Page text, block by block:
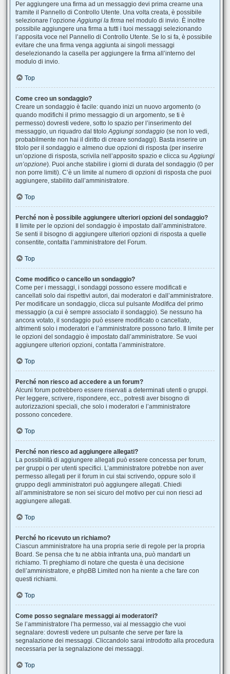
Per aggiungere una firma ad un messaggio devi prima crearne una
tramite il Pannello di Controllo Utente. Una volta creata, è possibile
selezionare l’opzioneAggiungi la firma nel modulo di invio. È inoltre
possibile aggiungere una firma a tutti i tuoi messaggi selezionando
l’apposita voce nel Pannello di Controllo Utente. Se lo si fa, è possibile
evitare che una firma venga aggiunta ai singoli messaggi
deselezionando la casella per aggiungere la firma all’interno del
modulo di invio.
Top
Come creo un sondaggio?
Creare un sondaggio è facile: quando inizi un nuovo argomento (o
quando modifichi il primo messaggio di un argomento, se ti è
permesso) dovresti vedere, sotto lo spazio per l’inserimento del
messaggio, un riquadro dal titoloAggiungi sondaggio (se non lo vedi,
probabilmente non hai il diritto di creare sondaggi). Basta inserire un
titolo per il sondaggio e almeno due opzioni di risposta (per inserire
un’opzione di risposta, scrivila nell’apposito spazio e clicca suAggiungi
un’opzione). Puoi anche stabilire i giorni di durata del sondaggio (0 per
non porre limiti). C’è un limite al numero di opzioni di risposta che puoi
aggiungere, stabilito dall’amministratore.
Top
Perché non è possibile aggiungere ulteriori opzioni del sondaggio?
Il limite per le opzioni del sondaggio è impostato dall’amministratore.
Se senti il bisogno di aggiungere ulteriori opzioni di risposta a quelle
consentite, contatta l’amministratore del Forum.
Top
Come modifico o cancello un sondaggio?
Come per i messaggi, i sondaggi possono essere modificati e
cancellati solo dai rispettivi autori, dai moderatori e dall’amministratore.
Per modificare un sondaggio, clicca sul pulsante Modifica del primo
messaggio (a cui è sempre associato il sondaggio). Se nessuno ha
ancora votato, il sondaggio può essere modificato o cancellato,
altrimenti solo i moderatori e l’amministratore possono farlo. Il limite per
le opzioni del sondaggio è impostato dall’amministratore. Se vuoi
aggiungere ulteriori opzioni, contatta l’amministratore.
Top
Perché non riesco ad accedere a un forum?
Alcuni forum potrebbero essere riservati a determinati utenti o gruppi.
Per leggere, scrivere, rispondere, ecc., potresti aver bisogno di
autorizzazioni speciali, che solo i moderatori e l’amministratore
possono concedere.
Top
Perché non riesco ad aggiungere allegati?
La possibilità di aggiungere allegati può essere concessa per forum,
per gruppi o per utenti specifici. L’amministratore potrebbe non aver
permesso allegati per il forum in cui stai scrivendo, oppure solo il
gruppo degli amministratori può aggiungere allegati. Chiedi
all’amministratore se non sei sicuro del motivo per cui non riesci ad
aggiungere allegati.
Top
Perché ho ricevuto un richiamo?
Ciascun amministratore ha una propria serie di regole per la propria
Board. Se pensa che tu ne abbia infranta una, può mandarti un
richiamo. Ti preghiamo di notare che questa è una decisione
dell’amministratore, e phpBB Limited non ha niente a che fare con
questi richiami.
Top
Come posso segnalare messaggi ai moderatori?
Se l’amministratore l’ha permesso, vai al messaggio che vuoi
segnalare: dovresti vedere un pulsante che serve per fare la
segnalazione dei messaggi. Cliccandolo sarai introdotto alla procedura
necessaria per la segnalazione dei messaggi.
Top